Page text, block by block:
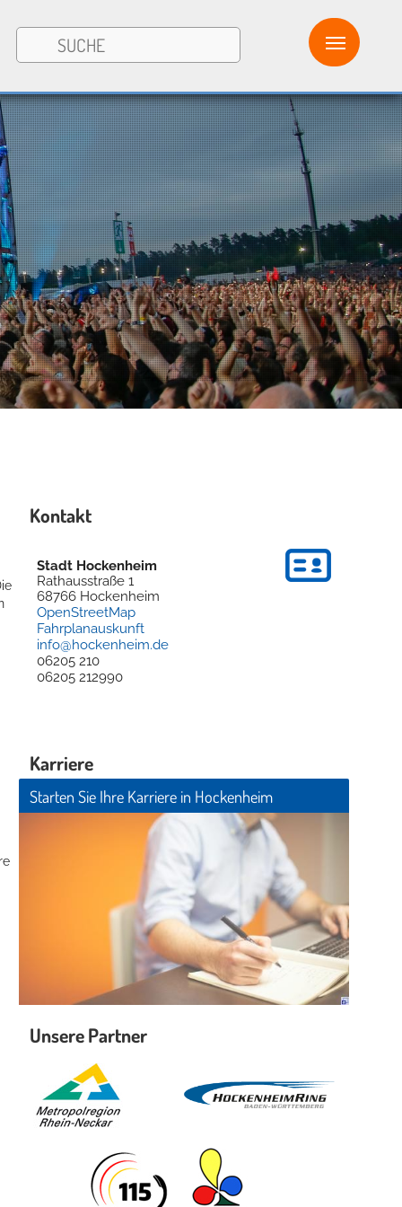
Kontakt
Stadt Hockenheim
Rathausstraße 1
68766 Hockenheim
OpenStreetMap
Fahrplanauskunft
info@hockenheim.de
06205 210
06205 212990
Karriere
Starten Sie Ihre Karriere in Hockenheim
Unsere Partner